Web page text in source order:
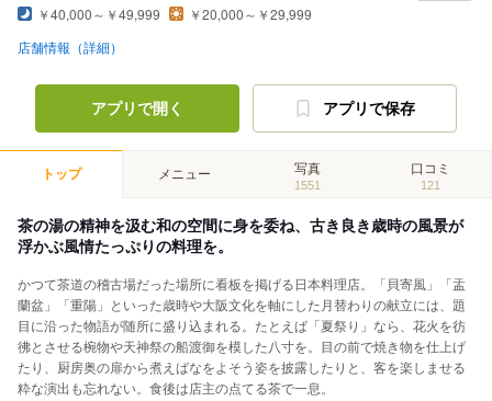
￥40,000～￥49,999 ￥20,000～￥29,999
店舗情報（詳細）
アプリで開く アプリで保存
トップ メニュー 写真
1551
口コミ
121
茶の湯の精神を汲む和の空間に身を委ね、古き良き歳時の風景が
浮かぶ風情たっぷりの料理を。
かつて茶道の稽古場だった場所に看板を掲げる日本料理店。「貝寄風」「盂
蘭盆」「重陽」といった歳時や大阪文化を軸にした月替わりの献立には、題
目に沿った物語が随所に盛り込まれる。たとえば「夏祭り」なら、花火を彷
彿とさせる椀物や天神祭の船渡御を模した八寸を。目の前で焼き物を仕上げ
たり、厨房奥の扉から煮えばなをよそう姿を披露したりと、客を楽しませる
粋な演出も忘れない。食後は店主の点てる茶で一息。